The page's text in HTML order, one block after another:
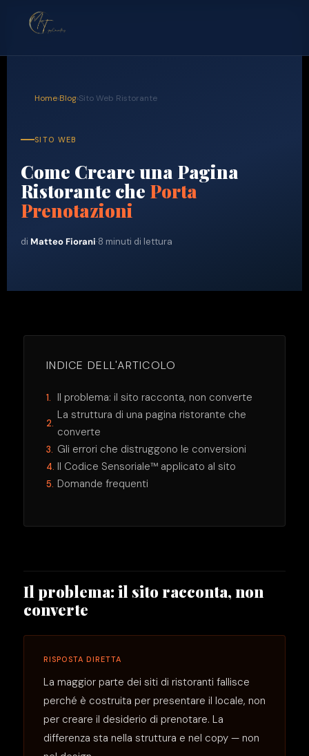
Home›Blog›Sito Web Ristorante
SITO WEB
Come Creare una Pagina
Ristorante che Porta
Prenotazioni
di Matteo Fiorani·8 minuti di lettura
INDICE DELL'ARTICOLO
Il problema: il sito racconta, non converte
La struttura di una pagina ristorante che
converte
Gli errori che distruggono le conversioni
Il Codice Sensoriale™ applicato al sito
Domande frequenti
Il problema: il sito racconta, non
converte
RISPOSTA DIRETTA
La maggior parte dei siti di ristoranti fallisce
perché è costruita per presentare il locale, non
per creare il desiderio di prenotare. La
differenza sta nella struttura e nel copy — non